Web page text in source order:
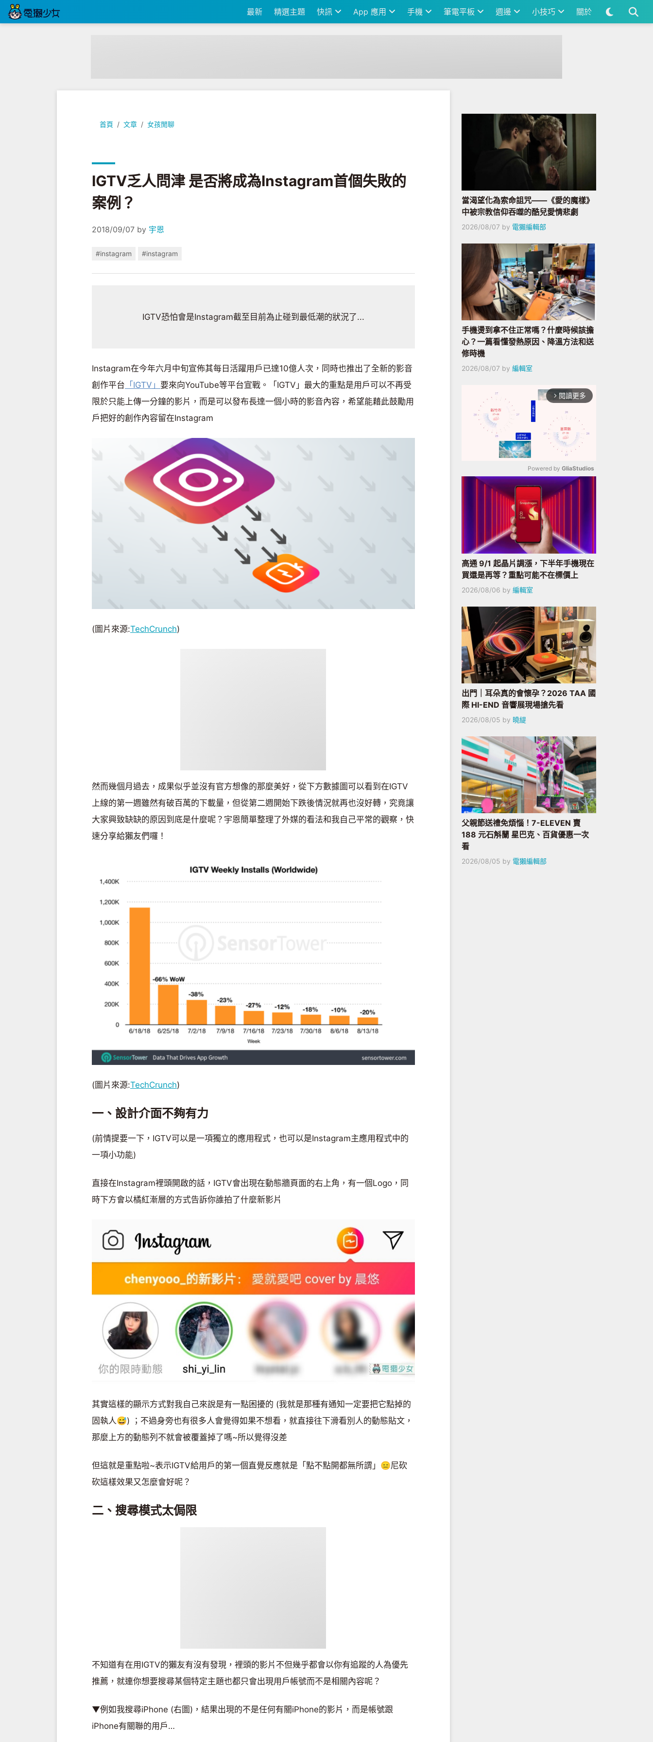
最新 精選主題 快訊 App 應用 手機 筆電平板 週邊 小技巧 關於
首頁 文章 女孩閒聊
IGTV乏人問津 是否將成為Instagram首個失敗的案例？
IGTV乏人問津 是否將成為Instagram首個失敗的
案例？
2018/09/07 by 宇恩
#instagram #instagram
IGTV恐怕會是Instagram截至目前為止碰到最低潮的狀況了...
Instagram在今年六月中旬宣佈其每日活躍用戶已達10億人次，同時也推出了全新的影音
創作平台 「IGTV」 要來向YouTube等平台宣戰。「IGTV」最大的重點是用戶可以不再受
限於只能上傳一分鐘的影片，而是可以發布長達一個小時的影音內容，希望能藉此鼓勵用
戶把好的創作內容留在Instagram
(圖片來源:TechCrunch)
然而幾個月過去，成果似乎並沒有官方想像的那麼美好，從下方數據圖可以看到在IGTV
上線的第一週雖然有破百萬的下載量，但從第二週開始下跌後情況就再也沒好轉，究竟讓
大家興致缺缺的原因到底是什麼呢？宇恩簡單整理了外媒的看法和我自己平常的觀察，快
速分享給獺友們囉！
(圖片來源:TechCrunch)
一、設計介面不夠有力
(前情提要一下，IGTV可以是一項獨立的應用程式，也可以是Instagram主應用程式中的
一項小功能)
直接在Instagram裡頭開啟的話，IGTV會出現在動態牆頁面的右上角，有一個Logo，同
時下方會以橘紅漸層的方式告訴你誰拍了什麼新影片
其實這樣的顯示方式對我自己來說是有一點困擾的 (我就是那種有通知一定要把它點掉的
固執人😅) ；不過身旁也有很多人會覺得如果不想看，就直接往下滑看別人的動態貼文，
那麼上方的動態列不就會被覆蓋掉了嗎~所以覺得沒差
但這就是重點啦~表示IGTV給用戶的第一個直覺反應就是「點不點開都無所謂」😑尼砍
砍這樣效果又怎麼會好呢？
二、搜尋模式太侷限
不知道有在用IGTV的獺友有沒有發現，裡頭的影片不但幾乎都會以你有追蹤的人為優先
推薦，就連你想要搜尋某個特定主題也都只會出現用戶帳號而不是相關內容呢？
▼例如我搜尋iPhone (右圖)，結果出現的不是任何有關iPhone的影片，而是帳號跟
iPhone有關聯的用戶…
當渴望化為索命詛咒——《愛的魔樣》
中被宗教信仰吞噬的酷兒愛情悲劇
2026/08/07 by 電獺編輯部
手機燙到拿不住正常嗎？什麼時候該擔
心？一篇看懂發熱原因、降溫方法和送
修時機
2026/08/07 by 編輯室
arrow_forward_ios 閱讀更多
Mute
Powered by GliaStudios
高通 9/1 起晶片調漲，下半年手機現在
買還是再等？重點可能不在標價上
2026/08/06 by 編輯室
出門｜耳朵真的會懷孕？2026 TAA 國
際 HI-END 音響展現場搶先看
2026/08/05 by 曉緹
父親節送禮免煩惱！7-ELEVEN 賣
188 元石斛蘭 星巴克、百貨優惠一次
看
2026/08/05 by 電獺編輯部